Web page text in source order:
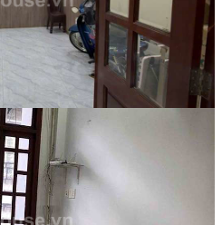
282A Nguyễn Tri
3.5x10m, 4 tầng ST